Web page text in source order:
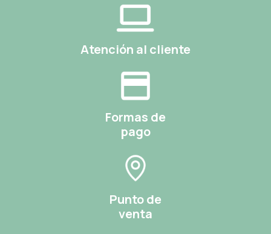
Atención al cliente
Formas de
pago
Punto de
venta